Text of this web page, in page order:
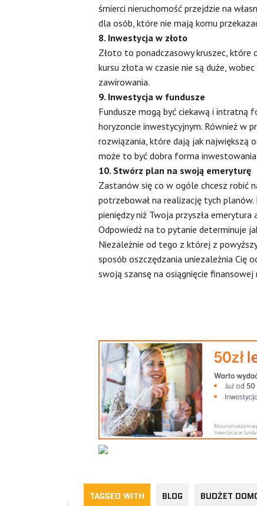
śmierci nieruchomość przejdzie na
dla osób, które nie mają komu
8. Inwestycja w złoto
Złoto to ponadczasowy kruszec, które
kursu złota w czasie nie są duże,
zawirowania.
9. Inwestycja w fundusze
Fundusze mogą być ciekawą i intratną
horyzoncie inwestycyjnym. Również w
rozwiązania, które dają jak największą
może to być dobra forma
10. Stwórz plan na swoją emeryturę
Zastanów się co w ogóle chcesz robić
potrzebował na realizację tych
pieniędzy niż Twoja przyszła
Odpowiedź na to pytanie determinuje
Niezależnie od tego z której z
sposób oszczędzania uniezależnia Cię
swoją szansę na osiągnięcie
TAGGED WITH BLOG BUDŻET